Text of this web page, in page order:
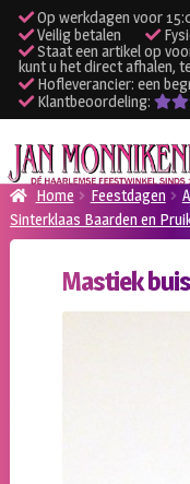
Op werkdagen voor
Veilig betalen
Staat een artikel op
kunt u het direct afhalen,
Hofleverancier: een
Klantbeoordeling:
Ga
door
naar
navigatie
Ga
naar
de
inhoudVerhuur kleding
Verhuur
Home Feestdagen
Sinterklaas Baarden en
Mastiek